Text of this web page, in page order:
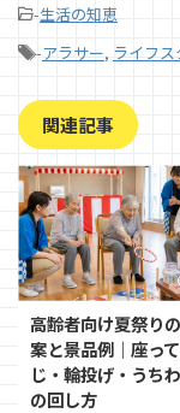
-生活の知恵
-アラサー, ライフス
関連記事
高齢者向け夏祭り
案と景品例｜座っ
じ・輪投げ・うち
の回し方